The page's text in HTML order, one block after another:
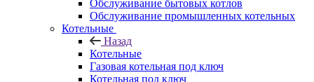
Обслуживание бытовых котлов
Обслуживание промышленных котельных
Котельные
Назад
Котельные
Газовая котельная под ключ
Котельная под ключ